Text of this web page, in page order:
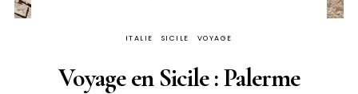
ITALIE SICILE VOYAGE
Voyage en Sicile : Palerme